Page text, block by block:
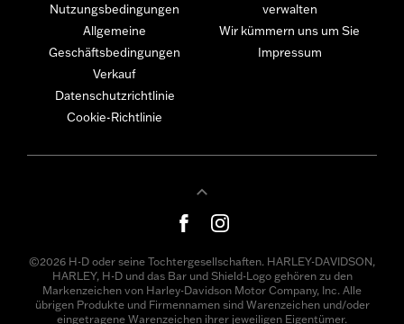
Nutzungsbedingungen
Allgemeine
Geschäftsbedingungen
Verkauf
Datenschutzrichtlinie
Cookie-Richtlinie
verwalten
Wir kümmern uns um Sie
Impressum
©2026 H-D oder seine Tochtergesellschaften. HARLEY-DAVIDSON,
HARLEY, H-D und das Bar und Shield-Logo gehören zu den
Markenzeichen von Harley-Davidson Motor Company, Inc. Alle
übrigen Produkte und Firmennamen sind Warenzeichen und/oder
eingetragene Warenzeichen ihrer jeweiligen Eigentümer.